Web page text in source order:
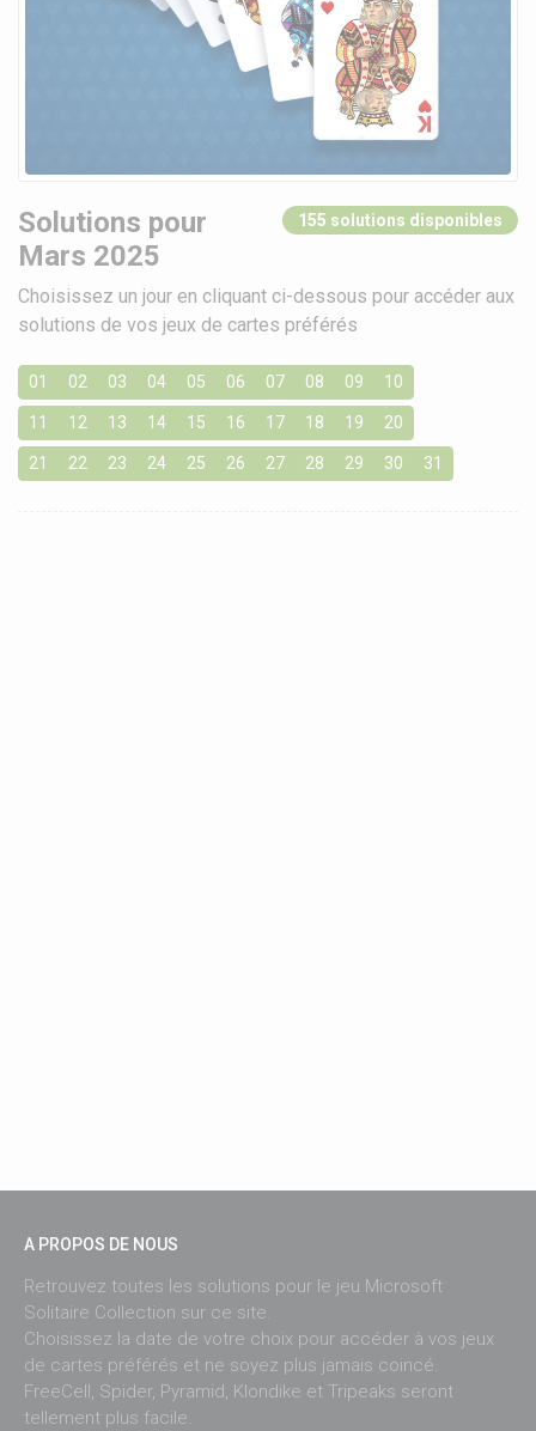
Solutions pour
Mars 2025
155 solutions disponibles
Choisissez un jour en cliquant ci-dessous pour accéder aux
solutions de vos jeux de cartes préférés
01 02 03 04 05 06 07 08 09 10
11 12 13 14 15 16 17 18 19 20
21 22 23 24 25 26 27 28 29 30 31
A PROPOS DE NOUS
Retrouvez toutes les solutions pour le jeu Microsoft
Solitaire Collection sur ce site.
Choisissez la date de votre choix pour accéder à vos jeux
de cartes préférés et ne soyez plus jamais coincé.
FreeCell, Spider, Pyramid, Klondike et Tripeaks seront
tellement plus facile.